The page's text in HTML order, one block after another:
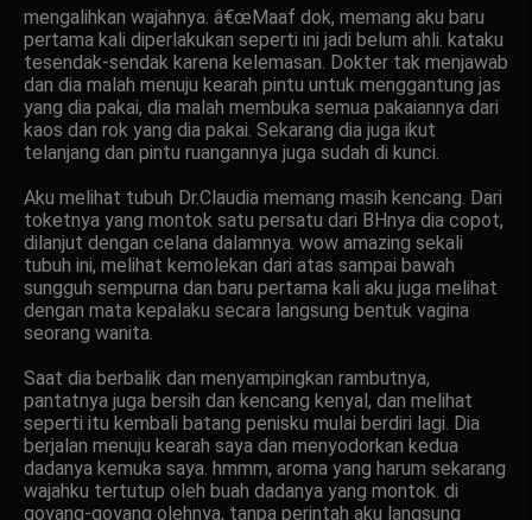
mengalihkan wajahnya. â€œMaaf dok, memang aku baru
pertama kali diperlakukan seperti ini jadi belum ahli. kataku
tesendak-sendak karena kelemasan. Dokter tak menjawab
dan dia malah menuju kearah pintu untuk menggantung jas
yang dia pakai, dia malah membuka semua pakaiannya dari
kaos dan rok yang dia pakai. Sekarang dia juga ikut
telanjang dan pintu ruangannya juga sudah di kunci.
Aku melihat tubuh Dr.Claudia memang masih kencang. Dari
toketnya yang montok satu persatu dari BHnya dia copot,
dilanjut dengan celana dalamnya. wow amazing sekali
tubuh ini, melihat kemolekan dari atas sampai bawah
sungguh sempurna dan baru pertama kali aku juga melihat
dengan mata kepalaku secara langsung bentuk vagina
seorang wanita.
Saat dia berbalik dan menyampingkan rambutnya,
pantatnya juga bersih dan kencang kenyal, dan melihat
seperti itu kembali batang penisku mulai berdiri lagi. Dia
berjalan menuju kearah saya dan menyodorkan kedua
dadanya kemuka saya. hmmm, aroma yang harum sekarang
wajahku tertutup oleh buah dadanya yang montok. di
goyang-goyang olehnya, tanpa perintah aku langsung